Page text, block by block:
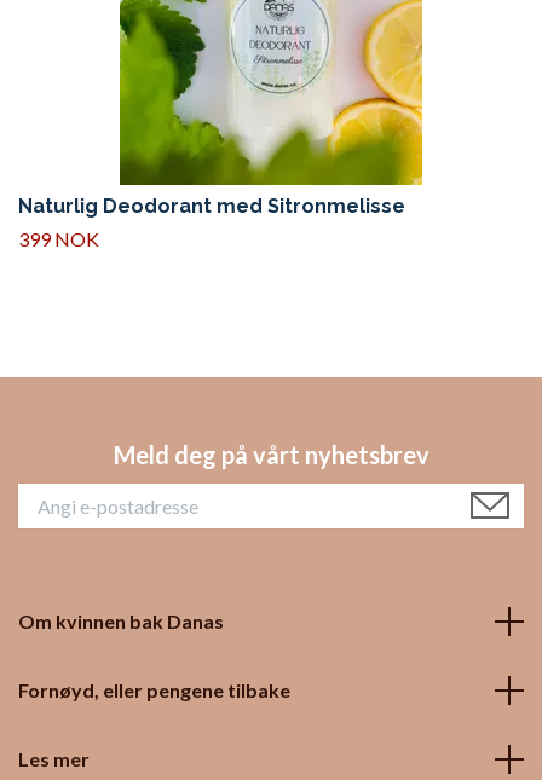
Naturlig Deodorant med Sitronmelisse
399 NOK
Meld deg på vårt nyhetsbrev
Om kvinnen bak Danas
Fornøyd, eller pengene tilbake
Les mer